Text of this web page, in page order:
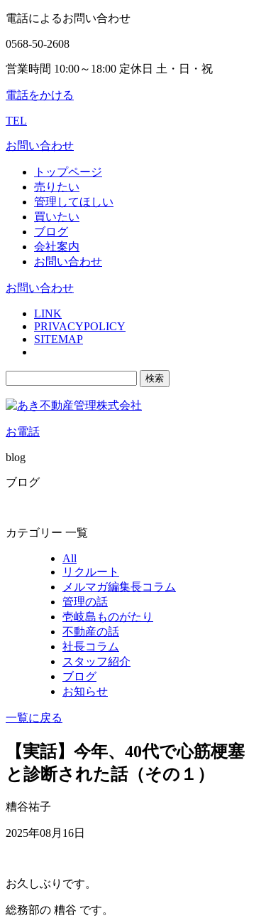
電話によるお問い合わせ
0568-50-2608
営業時間 10:00～18:00 定休日 土・日・祝
電話をかける
TEL
お問い合わせ
トップページ
売りたい
管理してほしい
買いたい
ブログ
会社案内
お問い合わせ
お問い合わせ
LINK
PRIVACYPOLICY
SITEMAP
お電話
blog
ブログ
カテゴリー 一覧
All
リクルート
メルマガ編集長コラム
管理の話
壱岐島ものがたり
不動産の話
社長コラム
スタッフ紹介
ブログ
お知らせ
一覧に戻る
【実話】今年、40代で心筋梗塞
と診断された話（その１）
糟谷祐子
2025年08月16日
お久しぶりです。
総務部の 糟谷 です。